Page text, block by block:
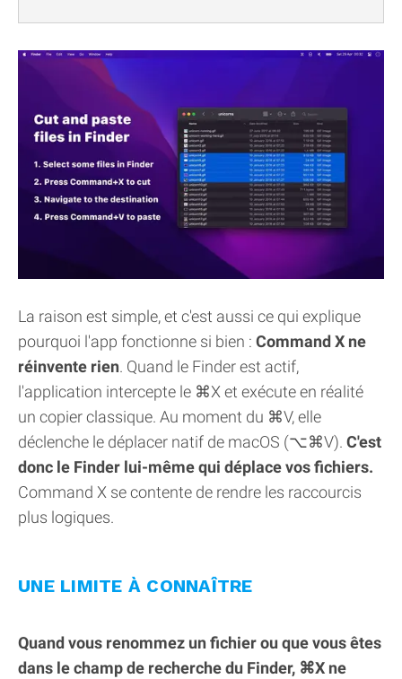
La raison est simple, et c'est aussi ce qui explique
pourquoi l'app fonctionne si bien : Command X ne
réinvente rien. Quand le Finder est actif,
l'application intercepte le ⌘X et exécute en réalité
un copier classique. Au moment du ⌘V, elle
déclenche le déplacer natif de macOS (⌥⌘V). C'est
donc le Finder lui-même qui déplace vos fichiers.
Command X se contente de rendre les raccourcis
plus logiques.
UNE LIMITE À CONNAÎTRE
Quand vous renommez un fichier ou que vous êtes
dans le champ de recherche du Finder, ⌘X ne